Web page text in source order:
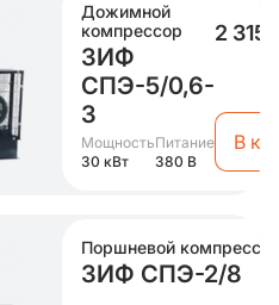
Дожимной
компрессор
ЗИФ
СПЭ-5/0,6-
3
Мощность
30 кВт
Питание
380 В
2 315
В
Поршневой
ЗИФ СПЭ-2/8